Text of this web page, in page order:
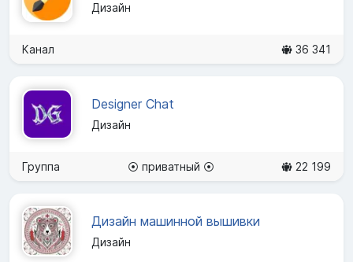
Дизайн
Канал 36 341
Designer Chat
Дизайн
Группа ⦿ приватный ⦿ 22 199
Дизайн машинной вышивки
Дизайн